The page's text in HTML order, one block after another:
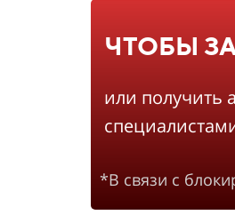
ЧТОБЫ
или получить
*В связи с